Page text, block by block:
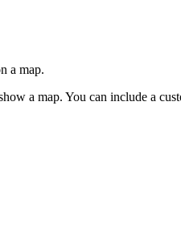
a map.
a map. You can include a